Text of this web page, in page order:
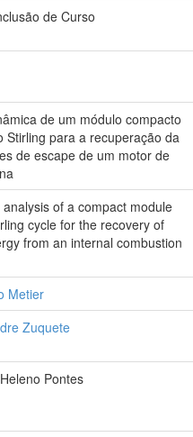
de Curso
de um módulo compacto
Stirling para a recuperação da
de escape de um motor de
of a compact module
cycle for the recovery of
from an internal combustion
Metier
Zuquete
Pontes